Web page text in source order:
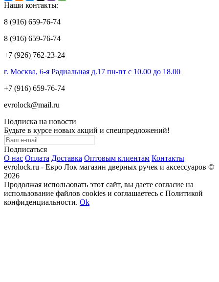
Наши контакты:
8 (916) 659-76-74
8 (916) 659-76-74
+7 (926) 762-23-24
г. Москва, 6-я Радиальная д.17 пн-пт с 10.00 до 18.00
+7 (916) 659-76-74
evrolock@mail.ru
Подписка на новости
Будьте в курсе новых акций и спецпредложений!
Подписаться
О нас Оплата Доставка Оптовым клиентам Контакты
evrolock.ru - Евро Лок магазин дверных ручек и аксессуаров ©
2026
Продолжая использовать этот сайт, вы даете согласие на
использование файлов cookies и соглашаетесь с Политикой
конфиденциальности. Ok